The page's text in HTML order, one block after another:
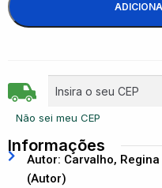
Não sei meu CEP
Informações
Autor: Carvalho,
(Autor)